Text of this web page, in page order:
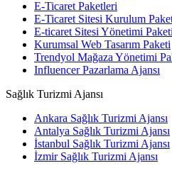
E-Ticaret Paketleri
E-Ticaret Sitesi Kurulum
E-ticaret Sitesi Yönetimi Paketi
Kurumsal Web Tasarım Paketi
Trendyol Mağaza Yönetimi
Influencer Pazarlama Ajansı
Sağlık Turizmi Ajansı
Ankara Sağlık Turizmi Ajansı
Antalya Sağlık Turizmi Ajansı
İstanbul Sağlık Turizmi Ajansı
İzmir Sağlık Turizmi Ajansı